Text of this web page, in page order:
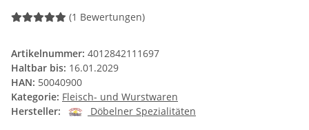
(1 Bewertungen)
Artikelnummer: 4012842111697
Haltbar bis: 16.01.2029
HAN: 50040900
Kategorie: Fleisch- und Wurstwaren
Hersteller:
Döbelner Spezialitäten